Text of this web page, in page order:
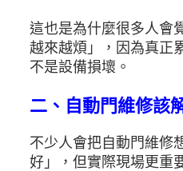
這也是為什麼很多人會
越來越煩」，因為真正
不是設備損壞。
二、自動門維修該
不少人會把自動門維修
好」，但實際現場更重